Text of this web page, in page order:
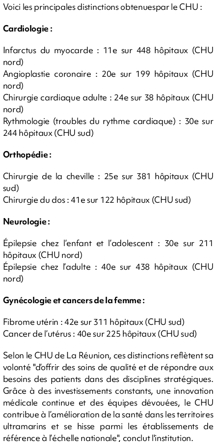
Voici les principales distinctions obtenuespar le CHU :
Cardiologie :
Infarctus du myocarde : 11e sur 448 hôpitaux (CHU
nord)
Angioplastie coronaire : 20e sur 199 hôpitaux (CHU
nord)
Chirurgie cardiaque adulte : 24e sur 38 hôpitaux (CHU
nord)
Rythmologie (troubles du rythme cardiaque) : 30e sur
244 hôpitaux (CHU sud)
Orthopédie :
Chirurgie de la cheville : 25e sur 381 hôpitaux (CHU
sud)
Chirurgie du dos : 41e sur 122 hôpitaux (CHU sud)
Neurologie :
Épilepsie chez l’enfant et l’adolescent : 30e sur 211
hôpitaux (CHU nord)
Épilepsie chez l’adulte : 40e sur 438 hôpitaux (CHU
nord)
Gynécologie et cancers de la femme :
Fibrome utérin : 42e sur 311 hôpitaux (CHU sud)
Cancer de l’utérus : 40e sur 225 hôpitaux (CHU sud)
Selon le CHU de La Réunion, ces distinctions reflètent sa
volonté "d’offrir des soins de qualité et de répondre aux
besoins des patients dans des disciplines stratégiques.
Grâce à des investissements constants, une innovation
médicale continue et des équipes dévouées, le CHU
contribue à l’amélioration de la santé dans les territoires
ultramarins et se hisse parmi les établissements de
référence à l’échelle nationale", conclut l'institution.